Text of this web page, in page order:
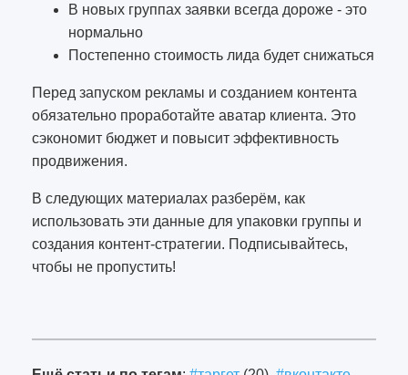
В новых группах заявки всегда дороже - это
нормально
Постепенно стоимость лида будет снижаться
Перед запуском рекламы и созданием контента
обязательно проработайте аватар клиента. Это
сэкономит бюджет и повысит эффективность
продвижения.
В следующих материалах разберём, как
использовать эти данные для упаковки группы и
создания контент-стратегии. Подписывайтесь,
чтобы не пропустить!